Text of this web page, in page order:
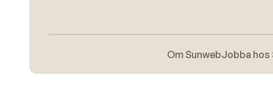
Om SunwebJobba hos